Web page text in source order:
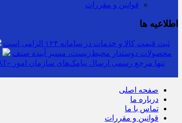
قوانین و مقررات
اطلاعیه ها
ثبت قیمت کالا و خدمات در سامانه ۱۲۴ الزامی است
محصولات دوستدار محیط‌زیست، مسیر آینده صنف
صفحه اصلی
درباره ما
تماس با ما
قوانین و مقررات